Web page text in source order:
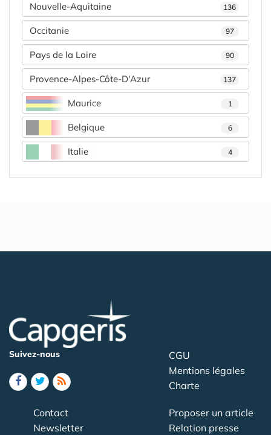
Nouvelle-Aquitaine 136
Occitanie 97
Pays de la Loire 90
Provence-Alpes-Côte-D'Azur 137
Maurice 1
Belgique 6
Italie 4
Suivez-nous
CGU
Mentions légales
Charte
Contact
Newsletter
Proposer un article
Relation presse